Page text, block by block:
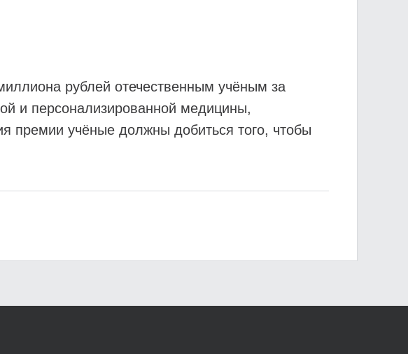
рублей отечественным учёным за
и персонализированной медицины,
премии учёные должны добиться того, чтобы